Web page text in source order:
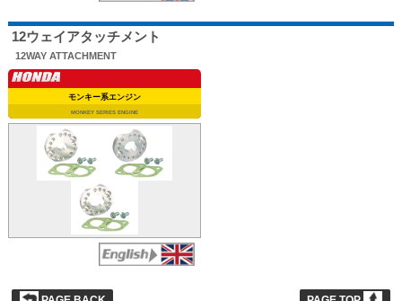
12ウェイアタッチメント
12WAY ATTACHMENT
モンキー系エンジン
MONKEY SERIES ENGINE